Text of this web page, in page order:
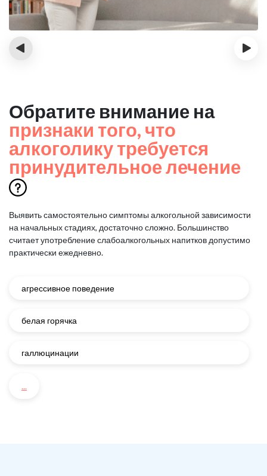
‹ ›
Обратите внимание на
признаки того, что
алкоголику требуется
принудительное лечение
Выявить самостоятельно симптомы алкогольной зависимости
на начальных стадиях, достаточно сложно. Большинство
считает употребление слабоалкогольных напитков допустимо
практически ежедневно.
агрессивное поведение
белая горячка
галлюцинации
...